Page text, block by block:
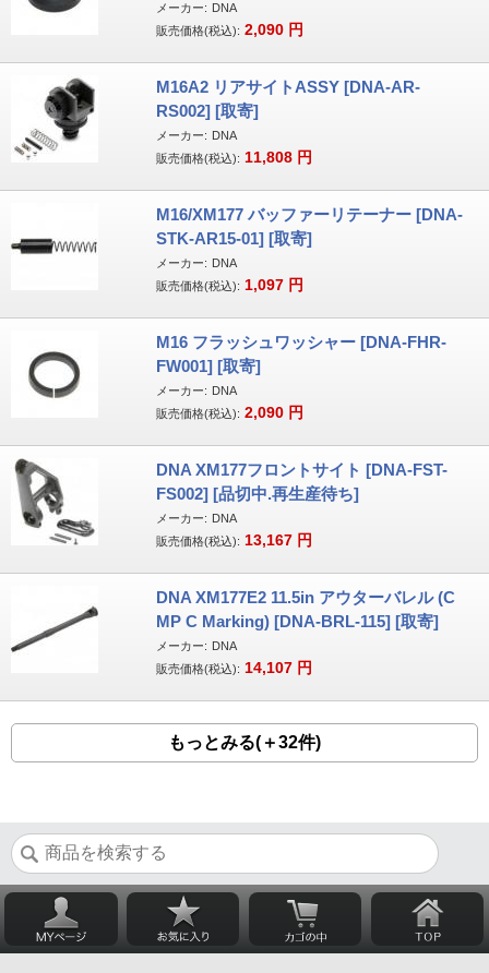
メーカー: DNA
販売価格(税込): 2,090 円
M16A2 リアサイトASSY [DNA-AR-
RS002] [取寄]
メーカー: DNA
販売価格(税込): 11,808 円
M16/XM177 バッファーリテーナー [DNA-
STK-AR15-01] [取寄]
メーカー: DNA
販売価格(税込): 1,097 円
M16 フラッシュワッシャー [DNA-FHR-
FW001] [取寄]
メーカー: DNA
販売価格(税込): 2,090 円
DNA XM177フロントサイト [DNA-FST-
FS002] [品切中.再生産待ち]
メーカー: DNA
販売価格(税込): 13,167 円
DNA XM177E2 11.5in アウターバレル (C
MP C Marking) [DNA-BRL-115] [取寄]
メーカー: DNA
販売価格(税込): 14,107 円
もっとみる(＋32件)